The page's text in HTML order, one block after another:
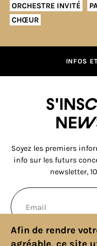
ORCHESTRE INVITÉ
CHŒUR
INFOS
Soyez les premiers
info sur les futurs
newsletter,
Afin de rendre